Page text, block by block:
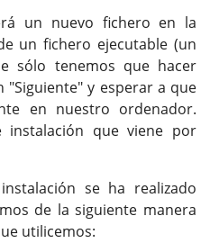
un nuevo fichero en la
un fichero ejecutable (un
sólo tenemos que hacer
"Siguiente" y esperar a que
en nuestro ordenador.
instalación que viene por
se ha realizado
de la siguiente manera
utilicemos: